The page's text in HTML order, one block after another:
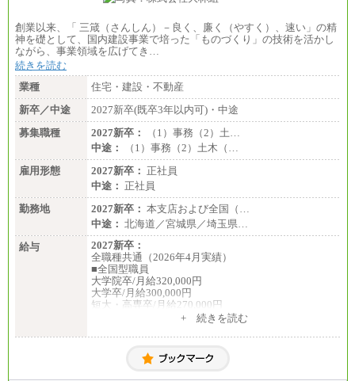
創業以来、「 三箴（さんしん）－良く、廉く（やすく）、速い」の精
神を礎として、国内建設事業で培った「ものづくり」の技術を活かし
ながら、事業領域を広げてき…
続きを読む
業種
住宅・建設・不動産
新卒／中途
2027新卒(既卒3年以内可)・中途
募集職種
2027新卒：
（1）事務（2）土…
中途：
（1）事務（2）土木（…
雇用形態
2027新卒： 正社員
中途： 正社員
勤務地
2027新卒： 本支店および全国（…
中途： 北海道／宮城県／埼玉県…
給与
2027新卒：
全職種共通（2026年4月実績）
■全国型職員
大学院卒/月給320,000円
大学卒/月給300,000円
短大・高専卒/月給270,000円
大学院卒/月給256,000円～288,000円
大学卒/月給240,000円～270,000円
短大・高専卒/月給216,000円～243,000円
+ 続きを読む